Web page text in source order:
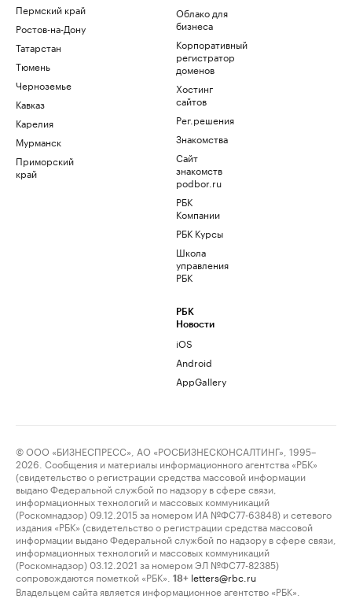
Пермский край
Ростов-на-Дону
Татарстан
Тюмень
Черноземье
Кавказ
Карелия
Мурманск
Приморский
край
Облако для
бизнеса
Корпоративный
регистратор
доменов
Хостинг
сайтов
Рег.решения
Знакомства
Сайт
знакомств
podbor.ru
РБК
Компании
РБК Курсы
Школа
управления
РБК
РБК
Новости
iOS
Android
AppGallery
© ООО «БИЗНЕСПРЕСС», АО «РОСБИЗНЕСКОНСАЛТИНГ», 1995–
2026. Сообщения и материалы информационного агентства «РБК»
(свидетельство о регистрации средства массовой информации
выдано Федеральной службой по надзору в сфере связи,
информационных технологий и массовых коммуникаций
(Роскомнадзор) 09.12.2015 за номером ИА №ФС77-63848) и сетевого
издания «РБК» (свидетельство о регистрации средства массовой
информации выдано Федеральной службой по надзору в сфере связи,
информационных технологий и массовых коммуникаций
(Роскомнадзор) 03.12.2021 за номером ЭЛ №ФС77-82385)
сопровождаются пометкой «РБК».
18+ letters@rbc.ru
Владельцем сайта является информационное агентство «РБК».